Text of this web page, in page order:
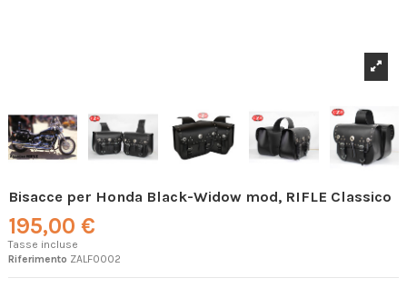
Bisacce per Honda Black-Widow mod, RIFLE Classico
195,00 €
Tasse incluse
Riferimento ZALF0002